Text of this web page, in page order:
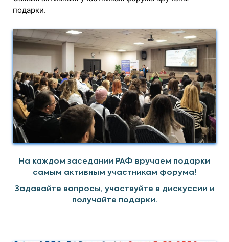
подарки.
На каждом заседании РАФ вручаем подарки
самым активным участникам форума!
Задавайте вопросы, участвуйте в дискуссии и
получайте подарки.